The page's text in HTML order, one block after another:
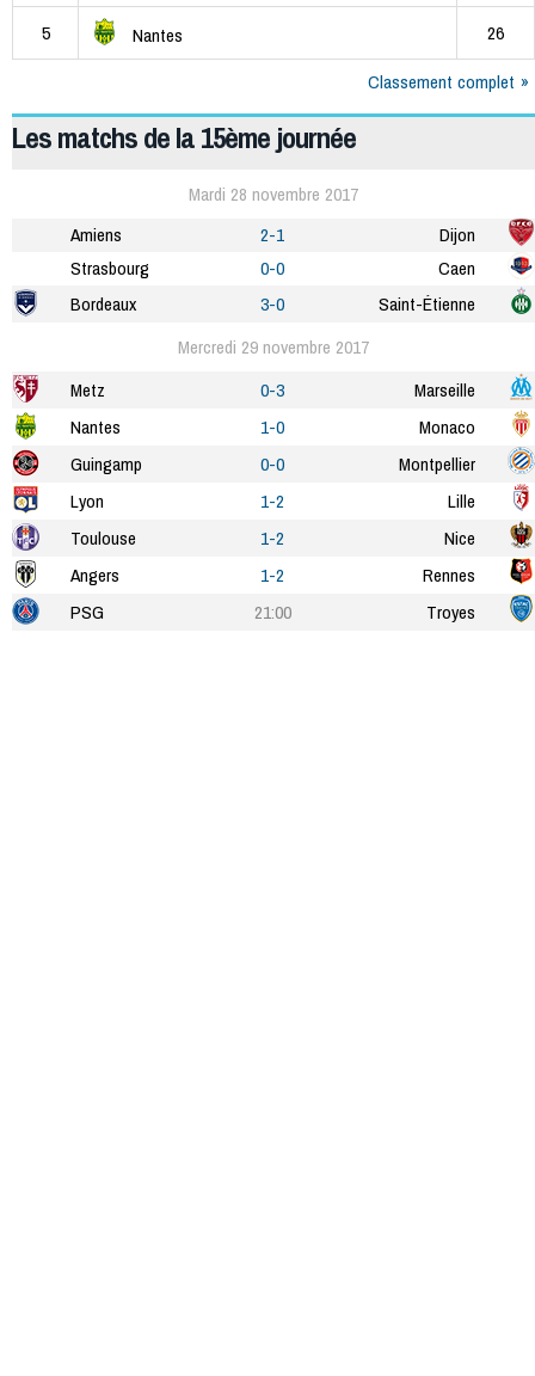
5 Nantes
26
Classement complet
Les matchs de la 15ème journée
Mardi 28 novembre 2017
Amiens
2-1
Dijon
Strasbourg
0-0
Caen
Bordeaux
3-0
Saint-Étienne
Mercredi 29 novembre 2017
Metz
0-3
Marseille
Nantes
1-0
Monaco
Guingamp
0-0
Montpellier
Lyon
1-2
Lille
Toulouse
1-2
Nice
Angers
1-2
Rennes
PSG
21:00 Troyes